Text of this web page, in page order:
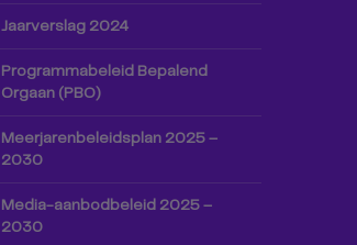
Jaarverslag 2024
Programmabeleid Bepalend
Orgaan (PBO)
Meerjarenbeleidsplan 2025 –
2030
Media-aanbodbeleid 2025 –
2030